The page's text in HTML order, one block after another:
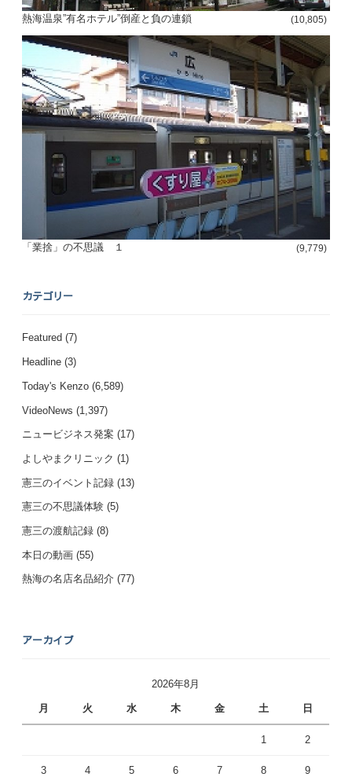
熱海温泉”有名ホテル”倒産と負の連鎖 (10,805)
「業捨」の不思議 １ (9,779)
カテゴリー
Featured (7)
Headline (3)
Today's Kenzo (6,589)
VideoNews (1,397)
ニュービジネス発案 (17)
よしやまクリニック (1)
憲三のイベント記録 (13)
憲三の不思議体験 (5)
憲三の渡航記録 (8)
本日の動画 (55)
熱海の名店名品紹介 (77)
アーカイブ
2026年8月
月 火 水 木 金 土 日
1 2
3 4 5 6 7 8 9